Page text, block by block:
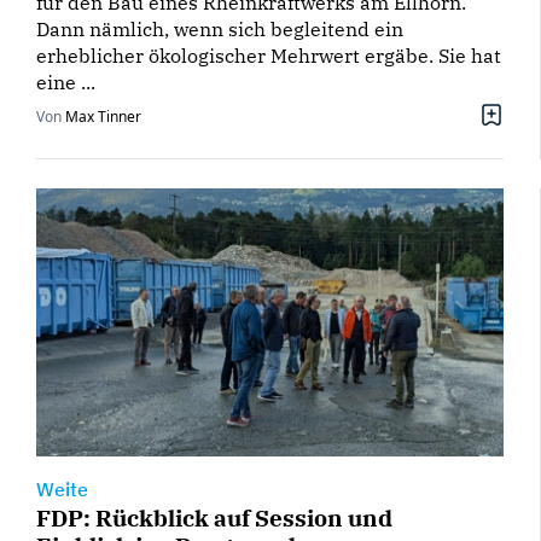
Dann nämlich, wenn sich begleitend ein
erheblicher ökologischer Mehrwert ergäbe. Sie hat
eine ...
Von Max Tinner
Weite
FDP: Rückblick auf Session und